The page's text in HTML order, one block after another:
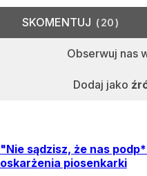
wspólna decyzja
Jeden z polskich
zabrał głos ws.
punktowej reprezentacji